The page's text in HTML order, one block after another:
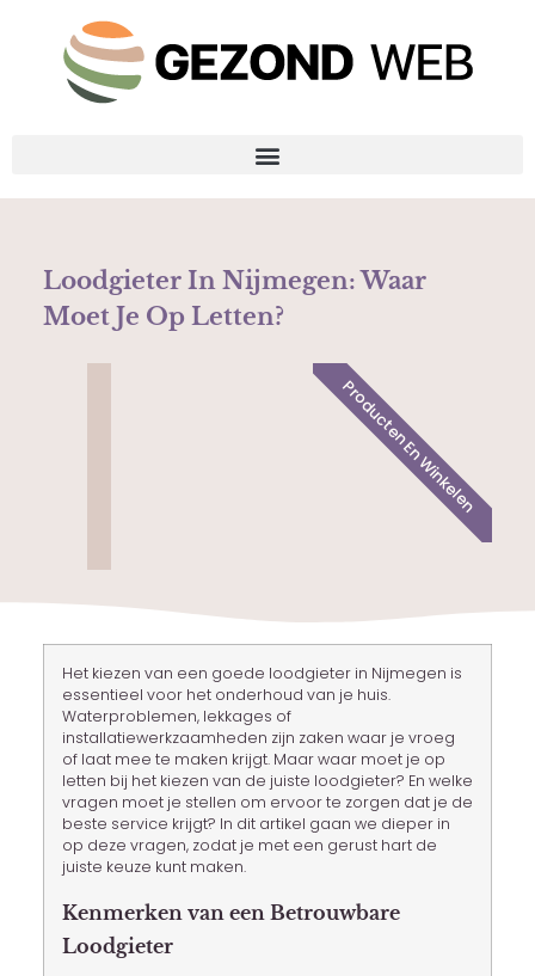
Loodgieter In Nijmegen: Waar
Moet Je Op Letten?
Producten En Winkelen
Het kiezen van een goede loodgieter in Nijmegen is
essentieel voor het onderhoud van je huis.
Waterproblemen, lekkages of
installatiewerkzaamheden zijn zaken waar je vroeg
of laat mee te maken krijgt. Maar waar moet je op
letten bij het kiezen van de juiste loodgieter? En welke
vragen moet je stellen om ervoor te zorgen dat je de
beste service krijgt? In dit artikel gaan we dieper in
op deze vragen, zodat je met een gerust hart de
juiste keuze kunt maken.
Kenmerken van een Betrouwbare
Loodgieter